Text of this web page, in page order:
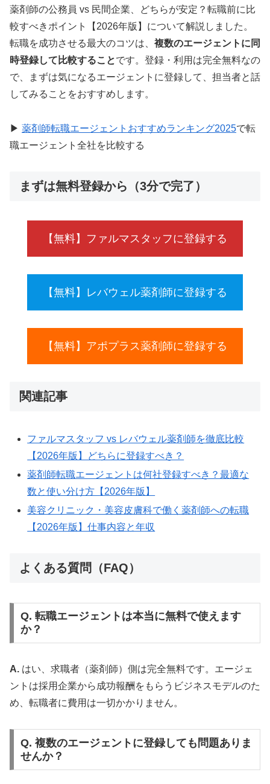
薬剤師の公務員 vs 民間企業、どちらが安定？転職前に比
較すべきポイント【2026年版】について解説しました。
転職を成功させる最大のコツは、 複数のエージェントに同
時登録して比較することです。登録・利用は完全無料なの
で、まずは気になるエージェントに登録して、担当者と話
してみることをおすすめします。
▶ 薬剤師転職エージェントおすすめランキング2025で転
職エージェント全社を比較する
まずは無料登録から（3分で完了）
【無料】ファルマスタッフに登録する
【無料】レバウェル薬剤師に登録する
【無料】アポプラス薬剤師に登録する
関連記事
ファルマスタッフ vs レバウェル薬剤師を徹底比較
【2026年版】どちらに登録すべき？
薬剤師転職エージェントは何社登録すべき？最適な
数と使い分け方【2026年版】
美容クリニック・美容皮膚科で働く薬剤師への転職
【2026年版】仕事内容と年収
よくある質問（FAQ）
Q. 転職エージェントは本当に無料で使えます
か？
A. はい、求職者（薬剤師）側は完全無料です。エージェ
ントは採用企業から成功報酬をもらうビジネスモデルのた
め、転職者に費用は一切かかりません。
Q. 複数のエージェントに登録しても問題ありま
せんか？